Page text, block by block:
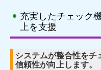
充実したチェック
上を支援
システムが整合性をチ
信頼性が向上します。